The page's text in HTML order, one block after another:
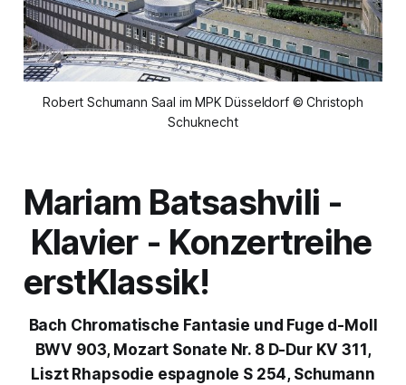
Robert Schumann Saal im MPK Düsseldorf © Christoph
Schuknecht
Mariam Batsashvili -
Klavier - Konzertreihe
erstKlassik!
Bach Chromatische Fantasie und Fuge d-Moll
BWV 903, Mozart Sonate Nr. 8 D-Dur KV 311,
Liszt Rhapsodie espagnole S 254, Schumann